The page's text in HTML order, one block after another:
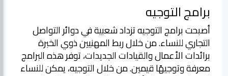
برامج التوجيه
أصبحت برامج التوجيه تزداد شعبية في دوائر التواصل
التجاري للنساء. من خلال ربط المهنيين ذوي الخبرة
برائدات الأعمال والقيادات الجديدات، توفر هذه البرامج
معرفة وتوجيهًا قيمين. من خلال التوجيه، يمكن للنساء